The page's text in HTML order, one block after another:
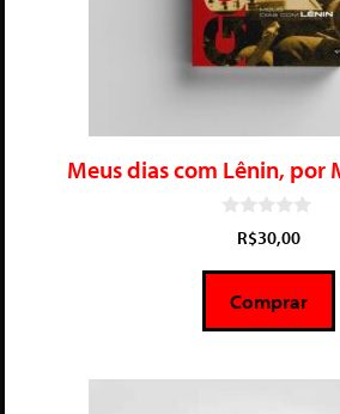
Meus dias com Lênin, por
5
R$30,00
Comprar